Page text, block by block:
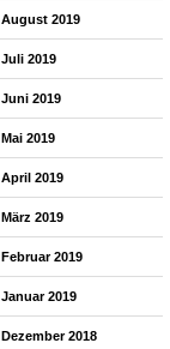
August 2019
Juli 2019
Juni 2019
Mai 2019
April 2019
März 2019
Februar 2019
Januar 2019
Dezember 2018